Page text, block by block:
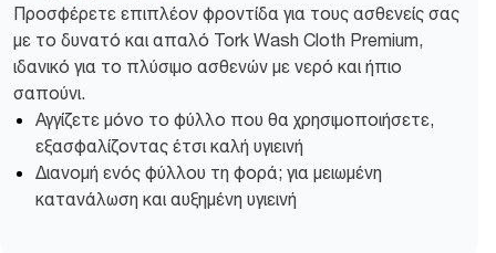
Προσφέρετε επιπλέον φροντίδα για τους ασθενείς σας
με το δυνατό και απαλό Tork Wash Cloth Premium,
ιδανικό για το πλύσιμο ασθενών με νερό και ήπιο
σαπούνι.
Αγγίζετε μόνο το φύλλο που θα χρησιμοποιήσετε,
εξασφαλίζοντας έτσι καλή υγιεινή
Διανομή ενός φύλλου τη φορά; για μειωμένη
κατανάλωση και αυξημένη υγιεινή